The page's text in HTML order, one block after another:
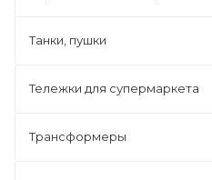
Танки, пушки
Тележки для супермаркета
Трансформеры